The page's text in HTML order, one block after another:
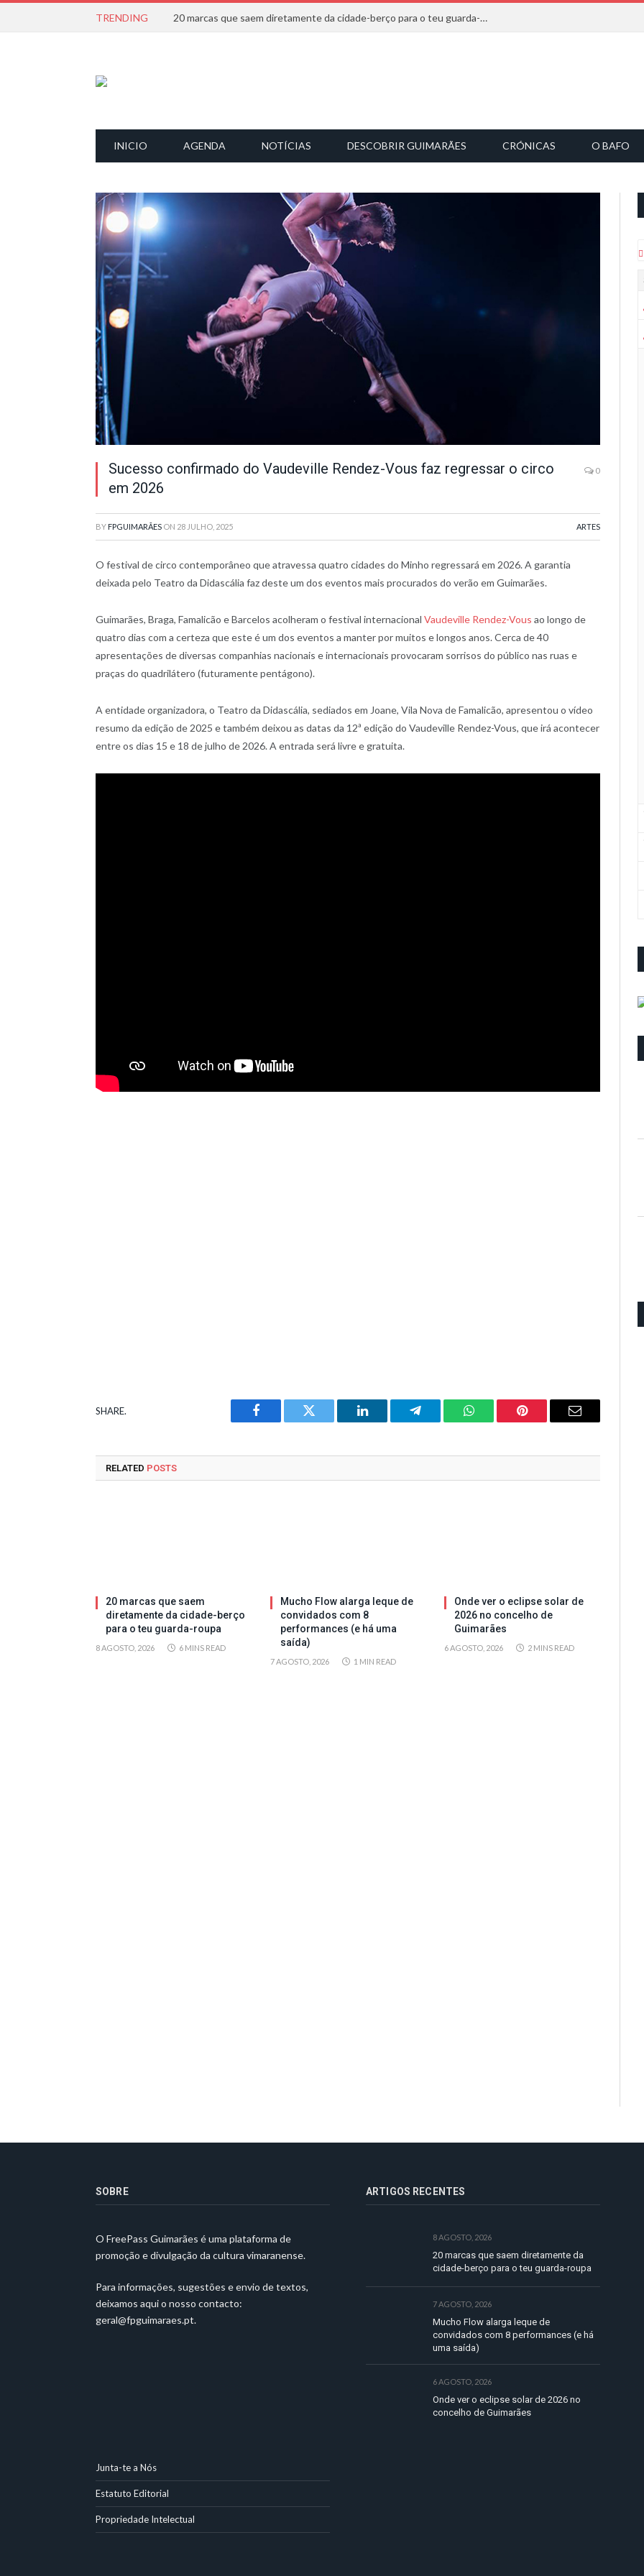
TRENDING 20 marcas que saem diretamente da cidade-berço para o teu guarda-roupa
INICIO AGENDA NOTÍCIAS DESCOBRIR GUIMARÃES CRÓNICAS O BAFO
Sucesso confirmado do Vaudeville Rendez-Vous faz regressar o circo
em 2026
0
BY FPGUIMARÃES ON 28 JULHO, 2025 ARTES
O festival de circo contemporâneo que atravessa quatro cidades do Minho regressará em 2026. A garantia
deixada pelo Teatro da Didascália faz deste um dos eventos mais procurados do verão em Guimarães.
Guimarães, Braga, Famalicão e Barcelos acolheram o festival internacional Vaudeville Rendez-Vous ao longo de
quatro dias com a certeza que este é um dos eventos a manter por muitos e longos anos. Cerca de 40
apresentações de diversas companhias nacionais e internacionais provocaram sorrisos do público nas ruas e
praças do quadrilátero (futuramente pentágono).
A entidade organizadora, o Teatro da Didascália, sediados em Joane, Vila Nova de Famalicão, apresentou o vídeo
resumo da edição de 2025 e também deixou as datas da 12ª edição do Vaudeville Rendez-Vous, que irá acontecer
entre os dias 15 e 18 de julho de 2026. A entrada será livre e gratuita.
SHARE.
Facebook Twitter LinkedIn Telegram WhatsAppPinterest Email
RELATED POSTS
20 marcas que saem
diretamente da cidade-berço
para o teu guarda-roupa
8 AGOSTO, 2026 6 MINS READ
Mucho Flow alarga leque de
convidados com 8
performances (e há uma
saída)
7 AGOSTO, 2026 1 MIN READ
Onde ver o eclipse solar de
2026 no concelho de
Guimarães
6 AGOSTO, 2026 2 MINS READ
SOBRE
O FreePass Guimarães é uma plataforma de
promoção e divulgação da cultura vimaranense.
Para informações, sugestões e envio de textos,
deixamos aqui o nosso contacto:
geral@fpguimaraes.pt.
ARTIGOS RECENTES
8 AGOSTO, 2026
20 marcas que saem diretamente da
cidade-berço para o teu guarda-roupa
7 AGOSTO, 2026
Mucho Flow alarga leque de
convidados com 8 performances (e há
uma saída)
6 AGOSTO, 2026
Onde ver o eclipse solar de 2026 no
concelho de Guimarães
Junta-te a Nós
Estatuto Editorial
Propriedade Intelectual